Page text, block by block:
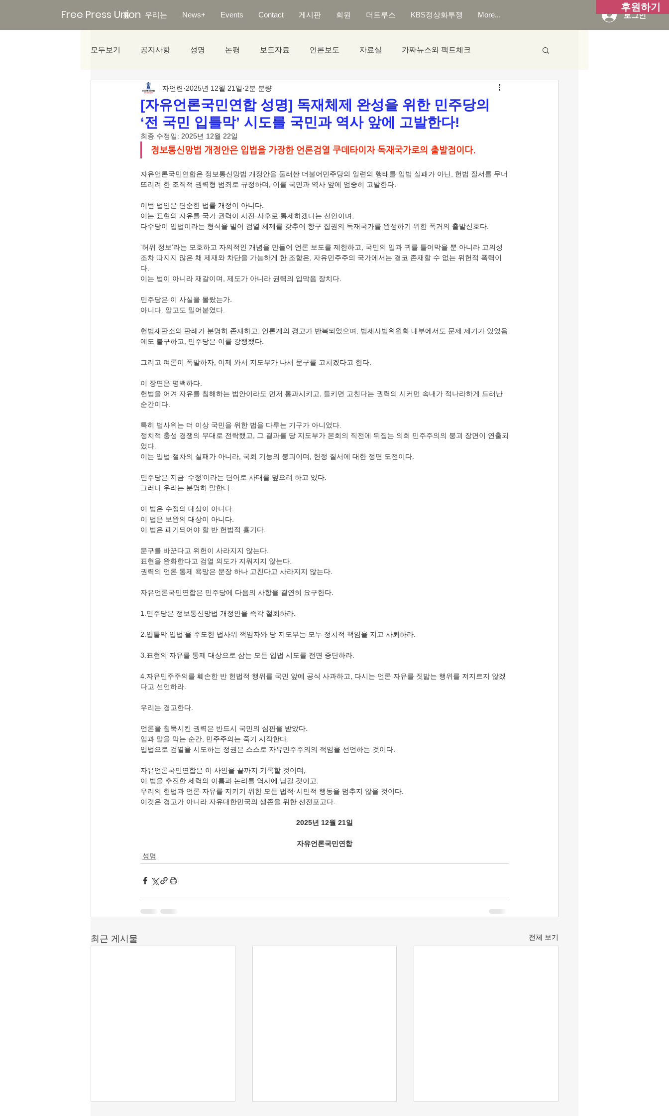
Free Press Union
홈 우리는 News+ Events Contact 게시판 회원 더트루스 KBS정상화투쟁 More... 로그인
후원하기
모두보기 공지사항 성명 논평 보도자료 언론보도 자료실 가짜뉴스와 팩트체크
미디어리포트
[자유언론국민연합 성명] 독재체제 완성을 위한 민주당의
‘전 국민 입틀막’ 시도를 국민과 역사 앞에 고발한다!
자언련 2025년 12월 21일 2분 분량
최종 수정일: 2025년 12월 22일
정보통신망법 개정안은 입법을 가장한 언론검열 쿠데타이자 독재국가로의 출발점이다.
자유언론국민연합은 정보통신망법 개정안을 둘러싼 더불어민주당의 일련의 행태를 입법 실패가 아닌, 헌법 질서를 무너
뜨리려 한 조직적 권력형 범죄로 규정하며, 이를 국민과 역사 앞에 엄중히 고발한다.
이번 법안은 단순한 법률 개정이 아니다.
이는 표현의 자유를 국가 권력이 사전·사후로 통제하겠다는 선언이며,
다수당이 입법이라는 형식을 빌어 검열 체제를 갖추어 항구 집권의 독재국가를 완성하기 위한 폭거의 출발신호다.
‘허위 정보’라는 모호하고 자의적인 개념을 만들어 언론 보도를 제한하고, 국민의 입과 귀를 틀어막을 뿐 아니라 고의성
조차 따지지 않은 채 제재와 차단을 가능하게 한 조항은, 자유민주주의 국가에서는 결코 존재할 수 없는 위헌적 폭력이
다.
이는 법이 아니라 재갈이며, 제도가 아니라 권력의 입막음 장치다.
민주당은 이 사실을 몰랐는가.
아니다. 알고도 밀어붙였다.
헌법재판소의 판례가 분명히 존재하고, 언론계의 경고가 반복되었으며, 법제사법위원회 내부에서도 문제 제기가 있었음
에도 불구하고, 민주당은 이를 강행했다.
그리고 여론이 폭발하자, 이제 와서 지도부가 나서 문구를 고치겠다고 한다.
이 장면은 명백하다.
헌법을 어겨 자유를 침해하는 법안이라도 먼저 통과시키고, 들키면 고친다는 권력의 시커먼 속내가 적나라하게 드러난
순간이다.
특히 법사위는 더 이상 국민을 위한 법을 다루는 기구가 아니었다.
정치적 충성 경쟁의 무대로 전락했고, 그 결과를 당 지도부가 본회의 직전에 뒤집는 의회 민주주의의 붕괴 장면이 연출되
었다.
이는 입법 절차의 실패가 아니라, 국회 기능의 붕괴이며, 헌정 질서에 대한 정면 도전이다.
민주당은 지금 ‘수정’이라는 단어로 사태를 덮으려 하고 있다.
그러나 우리는 분명히 말한다.
이 법은 수정의 대상이 아니다.
이 법은 보완의 대상이 아니다.
이 법은 폐기되어야 할 반 헌법적 흉기다.
문구를 바꾼다고 위헌이 사라지지 않는다.
표현을 완화한다고 검열 의도가 지워지지 않는다.
권력의 언론 통제 욕망은 문장 하나 고친다고 사라지지 않는다.
자유언론국민연합은 민주당에 다음의 사항을 결연히 요구한다.
1.민주당은 정보통신망법 개정안을 즉각 철회하라.
2.입틀막 입법’을 주도한 법사위 책임자와 당 지도부는 모두 정치적 책임을 지고 사퇴하라.
3.표현의 자유를 통제 대상으로 삼는 모든 입법 시도를 전면 중단하라.
4.자유민주주의를 훼손한 반 헌법적 행위를 국민 앞에 공식 사과하고, 다시는 언론 자유를 짓밟는 행위를 저지르지 않겠
다고 선언하라.
우리는 경고한다.
언론을 침묵시킨 권력은 반드시 국민의 심판을 받았다.
입과 말을 막는 순간, 민주주의는 죽기 시작한다.
입법으로 검열을 시도하는 정권은 스스로 자유민주주의의 적임을 선언하는 것이다.
자유언론국민연합은 이 사안을 끝까지 기록할 것이며,
이 법을 추진한 세력의 이름과 논리를 역사에 남길 것이고,
우리의 헌법과 언론 자유를 지키기 위한 모든 법적·시민적 행동을 멈추지 않을 것이다.
이것은 경고가 아니라 자유대한민국의 생존을 위한 선전포고다.
2025년 12월 21일
자유언론국민연합
성명
최근 게시물 전체 보기